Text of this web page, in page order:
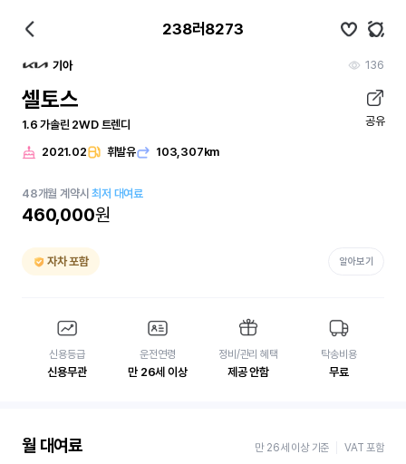
238러8273
기아 136
셀토스
1.6 가솔린 2WD 트렌디 공유
2021.02 휘발유 103,307km
48개월 계약시최저 대여료
460,000원
자차 포함 알아보기
신용등급
신용무관
운전연령
만 26세 이상
정비/관리 혜택
제공 안함
탁송비용
무료
월 대여료 만 26세 이상 기준 VAT 포함